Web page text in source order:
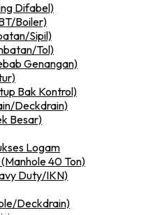
Difabel)
Boiler)
Sipil)
Tol)
Genangan)
Bak Kontrol)
Deckdrain)
Besar)
Logam
40 Ton)
Duty/IKN)
Deckdrain)